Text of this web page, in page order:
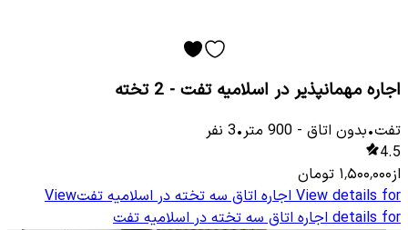
اجاره مهمانپذیر در اسلامیه تفت - 2 تخته
تفت•بدون اتاق -
900 متر•
3 نفر
4.5
از۱٬۵۰۰٬۰۰۰ تومان
View details for اجاره اتاق سه تخته در اسلامیه تفتView
details for اجاره اتاق سه تخته در اسلامیه تفت